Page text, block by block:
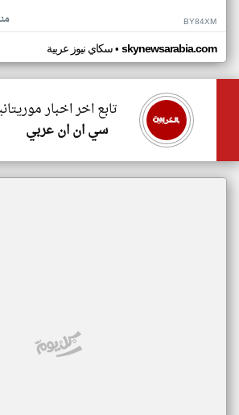
BY84XM
سكاي نيوز عربية• skynewsarabia.com
تابع اخر اخبار
سي ان ان عربي